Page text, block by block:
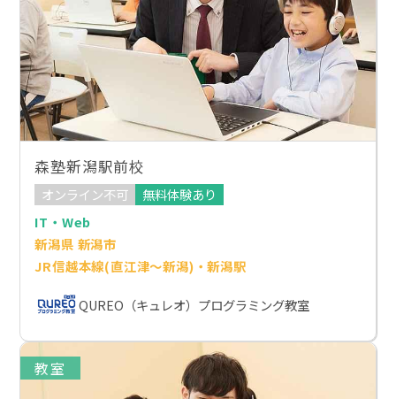
森塾新潟駅前校
オンライン不可
無料体験あり
IT・Web
新潟県 新潟市
JR信越本線(直江津～新潟)・新潟駅
QUREO（キュレオ）プログラミング教室
教室